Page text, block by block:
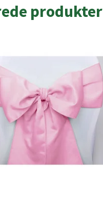
produkter